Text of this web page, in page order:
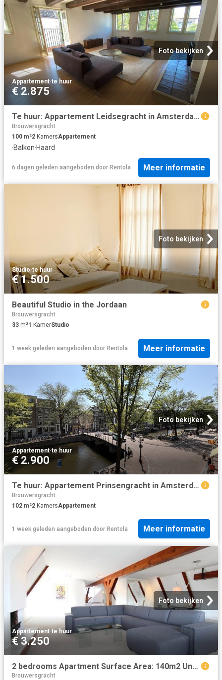
Foto bekijken
Appartement·te huur
€ 2.875
Te huur: Appartement Leidsegracht in Amsterdam
Brouwersgracht
100 m²2 KamersAppartement
·Balkon·Haard
6 dagen geleden aangeboden door Rentola Meer informatie
Foto bekijken
Studio·te huur
€ 1.500
Beautiful Studio in the Jordaan
Brouwersgracht
33 m²1 KamerStudio
1 week geleden aangeboden door Rentola Meer informatie
Foto bekijken
Appartement·te huur
€ 2.900
Te huur: Appartement Prinsengracht in Amsterdam
Brouwersgracht
102 m²2 KamersAppartement
1 week geleden aangeboden door Rentola Meer informatie
Foto bekijken
Appartement·te huur
€ 3.250
2 bedrooms Apartment Surface Area: 140m2 Unfurnished
Brouwersgracht